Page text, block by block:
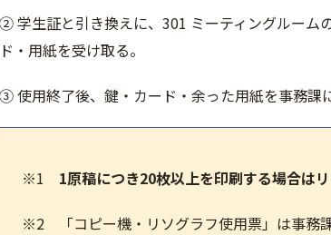
学生証と引き換えに、301 ミーティングルーム
・用紙を受け取る。
使用終了後、鍵・カード・余った用紙を事務課
※1 1原稿につき20枚以上を印刷する場合は
※2 「コピー機・リソグラフ使用票」は事務課